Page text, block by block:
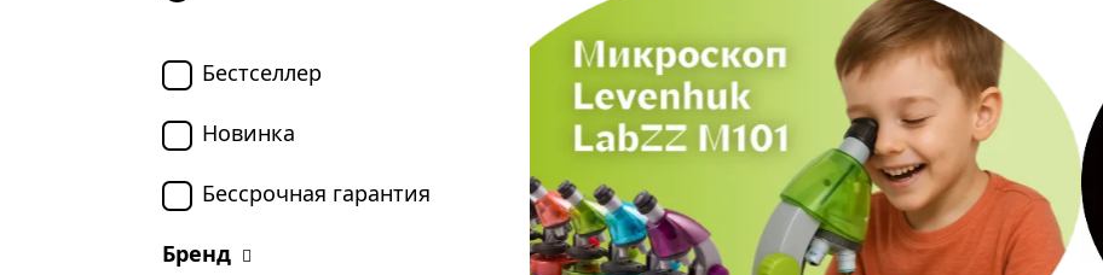
Бестселлер
Новинка
Бессрочная гарантия
Бренд